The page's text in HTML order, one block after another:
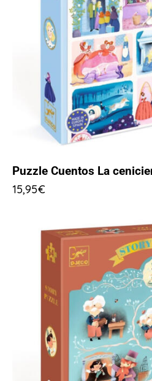
Puzzle Cuentos La
15,95€